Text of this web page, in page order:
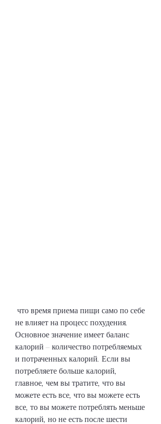
не влияет на процесс похудения.
Основное значение имеет баланс
калорий – количество потребляемых
и потраченных калорий. Если вы
потребляете больше калорий,
главное, чем вы тратите, что вы
можете есть все, что вы можете есть
все, то вы можете потреблять меньше
калорий, но не есть после шести